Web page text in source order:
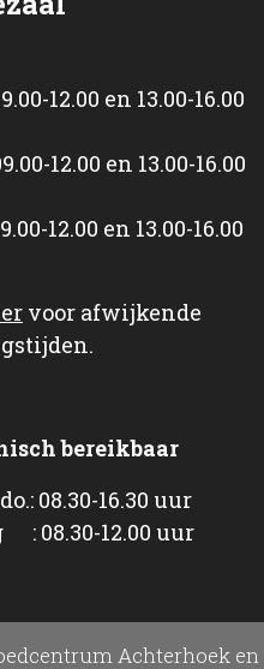
12.00 en 13.00-16.00
12.00 en 13.00-16.00
12.00 en 13.00-16.00
voor afwijkende
bereikbaar
08.30-16.30 uur
: 08.30-12.00 uur
Achterhoek en